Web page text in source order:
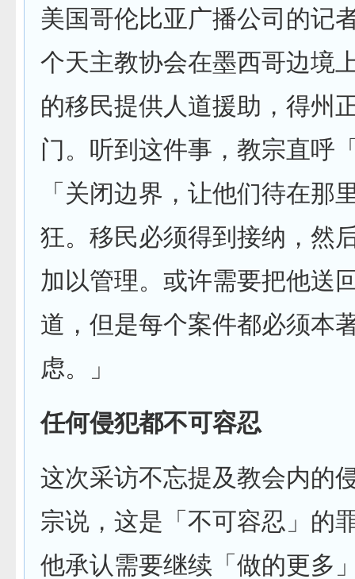
美国哥伦比亚广播公司的记
个天主教协会在墨西哥边境
的移民提供人道援助，得州
门。听到这件事，教宗直呼
「关闭边界，让他们待在那
狂。移民必须得到接纳，然
加以管理。或许需要把他送
道，但是每个案件都必须本
虑。」
任何侵犯都不可容忍
这次采访不忘提及教会内的
宗说，这是「不可容忍」的
他承认需要继续「做的更多